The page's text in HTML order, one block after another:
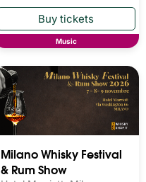
Music
Milano Whisky Festival
& Rum Show